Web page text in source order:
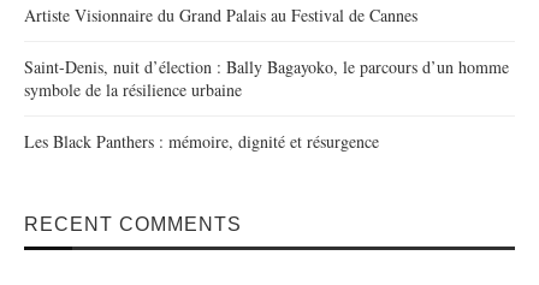
Artiste Visionnaire du Grand Palais au Festival de Cannes
Saint-Denis, nuit d’élection : Bally Bagayoko, le parcours d’un homme
symbole de la résilience urbaine
Les Black Panthers : mémoire, dignité et résurgence
RECENT COMMENTS